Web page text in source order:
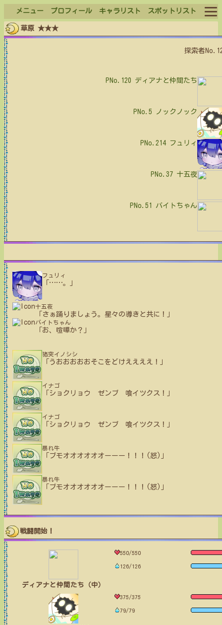
メニュー プロフィール キャラリスト スポットリスト
ログイン
草原 ★★★
探索者
PNo.120 ディアナと仲間たち
PNo.5 ノックノック
PNo.214 フュリィ
PNo.37 十五夜
PNo.51 バイトちゃん
フュリィ
……。」
十五夜
「さぁ踊りましょう。星々の導きと共に！」
バイトちゃん
「お、喧嘩か？」
猪突イノシシ
「うおおおおおそこをどけええええ！」
イナゴ
「ショクリョウ ゼンブ 喰イツクス！」
イナゴ
「ショクリョウ ゼンブ 喰イツクス！」
暴れ牛
「ブモオオオオオオーーー！！！(怒)」
暴れ牛
「ブモオオオオオオーーー！！！(怒)」
戦闘開始！
ディアナと仲間たち（中）
550/550
126/126
375/375
79/79